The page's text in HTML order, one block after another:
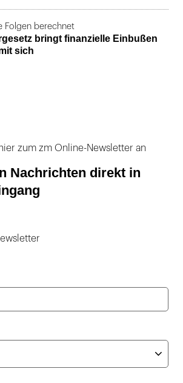
Folgen berechnet
bringt finanzielle Einbußen
sich
zum zm Online-Newsletter an
Nachrichten direkt in